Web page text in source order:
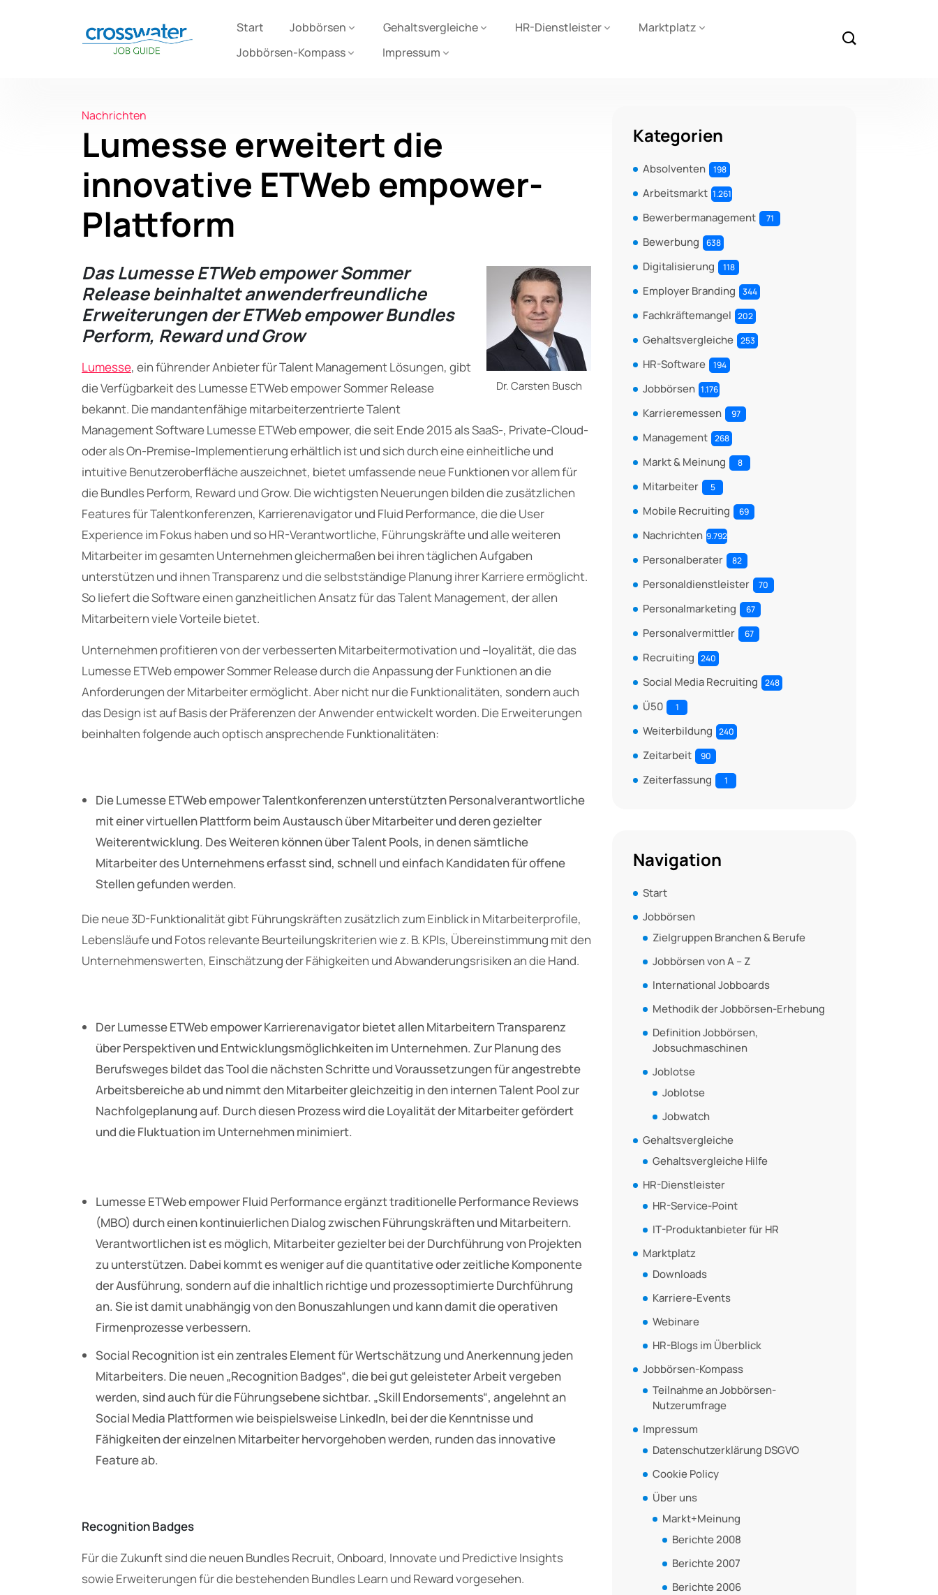
Start Jobbörsen Gehaltsvergleiche HR-Dienstleister
Marktplatz
Jobbörsen-Kompass
Impressum
Nachrichten
Lumesse erweitert die
innovative ETWeb empower-
Plattform
Dr. Carsten Busch
Das Lumesse ETWeb empower Sommer
Release beinhaltet anwenderfreundliche
Erweiterungen der ETWeb empower Bundles
Perform, Reward und Grow
Lumesse, ein führender Anbieter für Talent Management Lösungen, gibt
die Verfügbarkeit des Lumesse ETWeb empower Sommer Release
bekannt. Die mandantenfähige mitarbeiterzentrierte Talent
Management Software Lumesse ETWeb empower, die seit Ende 2015 als SaaS-, Private-Cloud-
oder als On-Premise-Implementierung erhältlich ist und sich durch eine einheitliche und
intuitive Benutzeroberfläche auszeichnet, bietet umfassende neue Funktionen vor allem für
die Bundles Perform, Reward und Grow. Die wichtigsten Neuerungen bilden die zusätzlichen
Features für Talentkonferenzen, Karrierenavigator und Fluid Performance, die die User
Experience im Fokus haben und so HR-Verantwortliche, Führungskräfte und alle weiteren
Mitarbeiter im gesamten Unternehmen gleichermaßen bei ihren täglichen Aufgaben
unterstützen und ihnen Transparenz und die selbstständige Planung ihrer Karriere ermöglicht.
So liefert die Software einen ganzheitlichen Ansatz für das Talent Management, der allen
Mitarbeitern viele Vorteile bietet.
Unternehmen profitieren von der verbesserten Mitarbeitermotivation und –loyalität, die das
Lumesse ETWeb empower Sommer Release durch die Anpassung der Funktionen an die
Anforderungen der Mitarbeiter ermöglicht. Aber nicht nur die Funktionalitäten, sondern auch
das Design ist auf Basis der Präferenzen der Anwender entwickelt worden. Die Erweiterungen
beinhalten folgende auch optisch ansprechende Funktionalitäten:
Die Lumesse ETWeb empower Talentkonferenzen unterstützten Personalverantwortliche
mit einer virtuellen Plattform beim Austausch über Mitarbeiter und deren gezielter
Weiterentwicklung. Des Weiteren können über Talent Pools, in denen sämtliche
Mitarbeiter des Unternehmens erfasst sind, schnell und einfach Kandidaten für offene
Stellen gefunden werden.
Die neue 3D-Funktionalität gibt Führungskräften zusätzlich zum Einblick in Mitarbeiterprofile,
Lebensläufe und Fotos relevante Beurteilungskriterien wie z. B. KPIs, Übereinstimmung mit den
Unternehmenswerten, Einschätzung der Fähigkeiten und Abwanderungsrisiken an die Hand.
Der Lumesse ETWeb empower Karrierenavigator bietet allen Mitarbeitern Transparenz
über Perspektiven und Entwicklungsmöglichkeiten im Unternehmen. Zur Planung des
Berufsweges bildet das Tool die nächsten Schritte und Voraussetzungen für angestrebte
Arbeitsbereiche ab und nimmt den Mitarbeiter gleichzeitig in den internen Talent Pool zur
Nachfolgeplanung auf. Durch diesen Prozess wird die Loyalität der Mitarbeiter gefördert
und die Fluktuation im Unternehmen minimiert.
Lumesse ETWeb empower Fluid Performance ergänzt traditionelle Performance Reviews
(MBO) durch einen kontinuierlichen Dialog zwischen Führungskräften und Mitarbeitern.
Verantwortlichen ist es möglich, Mitarbeiter gezielter bei der Durchführung von Projekten
zu unterstützen. Dabei kommt es weniger auf die quantitative oder zeitliche Komponente
der Ausführung, sondern auf die inhaltlich richtige und prozessoptimierte Durchführung
an. Sie ist damit unabhängig von den Bonuszahlungen und kann damit die operativen
Firmenprozesse verbessern.
Social Recognition ist ein zentrales Element für Wertschätzung und Anerkennung jeden
Mitarbeiters. Die neuen „Recognition Badges“, die bei gut geleisteter Arbeit vergeben
werden, sind auch für die Führungsebene sichtbar. „Skill Endorsements“, angelehnt an
Social Media Plattformen wie beispielsweise LinkedIn, bei der die Kenntnisse und
Fähigkeiten der einzelnen Mitarbeiter hervorgehoben werden, runden das innovative
Feature ab.
Recognition Badges
Für die Zukunft sind die neuen Bundles Recruit, Onboard, Innovate und Predictive Insights
sowie Erweiterungen für die bestehenden Bundles Learn und Reward vorgesehen.
Kategorien
Absolventen 198
Arbeitsmarkt 1.261
Bewerbermanagement 71
Bewerbung 638
Digitalisierung 118
Employer Branding 344
Fachkräftemangel 202
Gehaltsvergleiche 253
HR-Software 194
Jobbörsen 1.176
Karrieremessen 97
Management 268
Markt & Meinung 8
Mitarbeiter 5
Mobile Recruiting 69
Nachrichten 9.792
Personalberater 82
Personaldienstleister 70
Personalmarketing 67
Personalvermittler 67
Recruiting 240
Social Media Recruiting 248
Ü50 1
Weiterbildung 240
Zeitarbeit 90
Zeiterfassung 1
Navigation
Start
Jobbörsen
Zielgruppen Branchen & Berufe
Jobbörsen von A – Z
International Jobboards
Methodik der Jobbörsen-Erhebung
Definition Jobbörsen,
Jobsuchmaschinen
Joblotse
Joblotse
Jobwatch
Gehaltsvergleiche
Gehaltsvergleiche Hilfe
HR-Dienstleister
HR-Service-Point
IT-Produktanbieter für HR
Marktplatz
Downloads
Karriere-Events
Webinare
HR-Blogs im Überblick
Jobbörsen-Kompass
Teilnahme an Jobbörsen-
Nutzerumfrage
Impressum
Datenschutzerklärung DSGVO
Cookie Policy
Über uns
Markt+Meinung
Berichte 2008
Berichte 2007
Berichte 2006